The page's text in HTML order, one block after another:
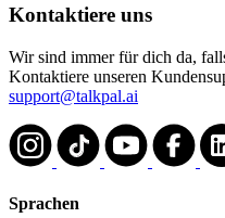
Kontaktiere uns
Wir sind immer für dich da,
Kontaktiere unseren
support@talkpal.ai
Sprachen